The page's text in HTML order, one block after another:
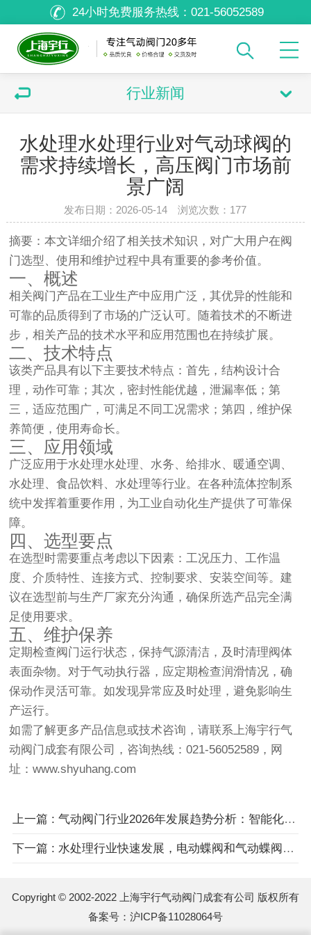
24小时免费服务热线： 021-56052589
行业新闻
水处理水处理行业对气动球阀的
需求持续增长，高压阀门市场前
景广阔
发布日期：2026-05-14 浏览次数： 177
摘要：本文详细介绍了相关技术知识，对广大用户在阀
门选型、使用和维护过程中具有重要的参考价值。
一、概述
相关阀门产品在工业生产中应用广泛，其优异的性能和
可靠的品质得到了市场的广泛认可。随着技术的不断进
步，相关产品的技术水平和应用范围也在持续扩展。
二、技术特点
该类产品具有以下主要技术特点：首先，结构设计合
理，动作可靠；其次，密封性能优越，泄漏率低；第
三，适应范围广，可满足不同工况需求；第四，维护保
养简便，使用寿命长。
三、应用领域
广泛应用于水处理水处理、水务、给排水、暖通空调、
水处理、食品饮料、水处理等行业。在各种流体控制系
统中发挥着重要作用，为工业自动化生产提供了可靠保
障。
四、选型要点
在选型时需要重点考虑以下因素：工况压力、工作温
度、介质特性、连接方式、控制要求、安装空间等。建
议在选型前与生产厂家充分沟通，确保所选产品完全满
足使用要求。
五、维护保养
定期检查阀门运行状态，保持气源清洁，及时清理阀体
表面杂物。对于气动执行器，应定期检查润滑情况，确
保动作灵活可靠。如发现异常应及时处理，避免影响生
产运行。
如需了解更多产品信息或技术咨询，请联系上海宇行气
动阀门成套有限公司，咨询热线：021-56052589，网
址：www.shyuhang.com
上一篇 : 气动阀门行业2026年发展趋势分析：智能化与节能减排成为主旋律
下一篇 : 水处理行业快速发展，电动蝶阀和气动蝶阀需求旺盛
Copyright © 2002-2022 上海宇行气动阀门成套有公司 版权所有
备案号： 沪ICP备11028064号